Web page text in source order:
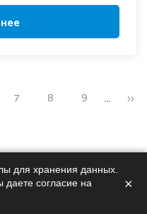
7 8 9 … ››
для хранения данных.
даете согласие на
×